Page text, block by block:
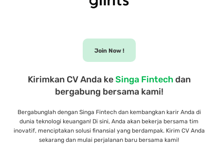
Join Now !
Kirimkan CV Anda keSinga Fintechdan
bergabung bersama kami!
Bergabunglah dengan Singa Fintech dan kembangkan karir Anda di
dunia teknologi keuangan! Di sini, Anda akan bekerja bersama tim
inovatif, menciptakan solusi finansial yang berdampak. Kirim CV Anda
sekarang dan mulai perjalanan baru bersama kami!